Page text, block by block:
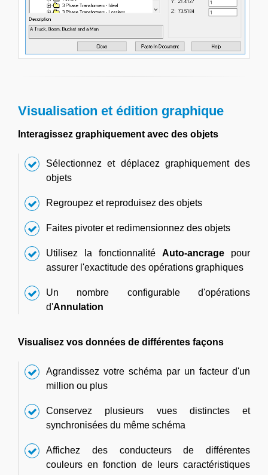
Visualisation et édition graphique
Interagissez graphiquement avec des objets
Sélectionnez et déplacez graphiquement des
objets
Regroupez et reproduisez des objets
Faites pivoter et redimensionnez des objets
Utilisez la fonctionnalité Auto-ancrage pour
assurer l'exactitude des opérations graphiques
Un nombre configurable d'opérations
d'Annulation
Visualisez vos données de différentes façons
Agrandissez votre schéma par un facteur d'un
million ou plus
Conservez plusieurs vues distinctes et
synchronisées du même schéma
Affichez des conducteurs de différentes
couleurs en fonction de leurs caractéristiques